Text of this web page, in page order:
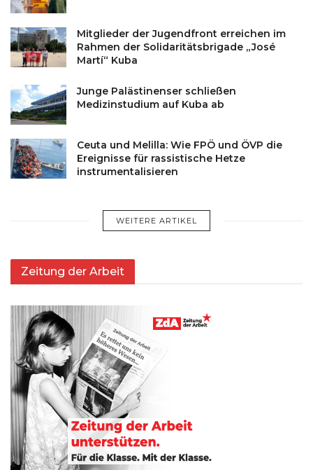
Mitglieder der Jugendfront erreichen im
Rahmen der Solidaritätsbrigade „José
Martí“ Kuba
Junge Palästinenser schließen
Medizinstudium auf Kuba ab
Ceuta und Melilla: Wie FPÖ und ÖVP die
Ereignisse für rassistische Hetze
instrumentalisieren
WEITERE ARTIKEL
Zeitung der Arbeit